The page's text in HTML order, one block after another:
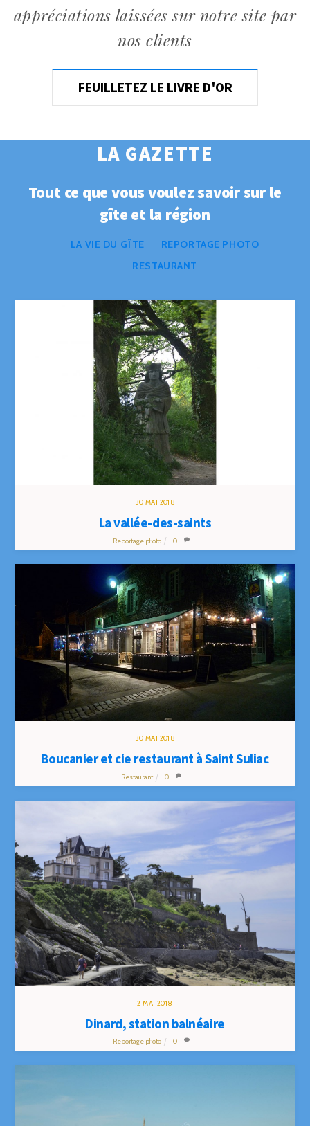
appréciations laissées sur notre site par
nos clients
FEUILLETEZ LE LIVRE D'OR
LA GAZETTE
Tout ce que vous voulez savoir sur le
gîte et la région
LA VIE DU GÎTE
REPORTAGE PHOTO
RESTAURANT
30 MAI 2018
La vallée-des-saints
Reportage photo 0
30 MAI 2018
Boucanier et cie restaurant à Saint Suliac
Restaurant 0
2 MAI 2018
Dinard, station balnéaire
Reportage photo 0